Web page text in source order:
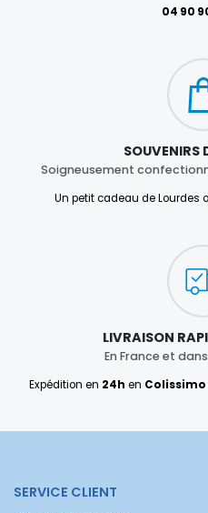
04 90
SOUVENIRS
Soigneusement
Un petit cadeau de Lourdes
LIVRAISON
En France et
Expédition en 24h en
SERVICE CLIENT